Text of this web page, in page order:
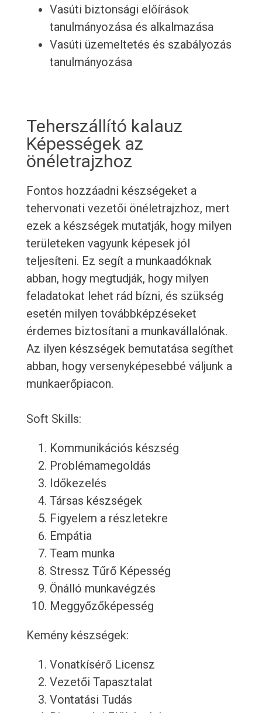
Vasúti biztonsági előírások
tanulmányozása és alkalmazása
Vasúti üzemeltetés és szabályozás
tanulmányozása
Teherszállító kalauz
Képességek az
önéletrajzhoz
Fontos hozzáadni készségeket a
tehervonati vezetői önéletrajzhoz, mert
ezek a készségek mutatják, hogy milyen
területeken vagyunk képesek jól
teljesíteni. Ez segít a munkaadóknak
abban, hogy megtudják, hogy milyen
feladatokat lehet rád bízni, és szükség
esetén milyen továbbképzéseket
érdemes biztosítani a munkavállalónak.
Az ilyen készségek bemutatása segíthet
abban, hogy versenyképesebbé váljunk a
munkaerőpiacon.
Soft Skills:
Kommunikációs készség
Problémamegoldás
Időkezelés
Társas készségek
Figyelem a részletekre
Empátia
Team munka
Stressz Tűrő Képesség
Önálló munkavégzés
Meggyőzőképesség
Kemény készségek:
Vonatkísérő Licensz
Vezetői Tapasztalat
Vontatási Tudás